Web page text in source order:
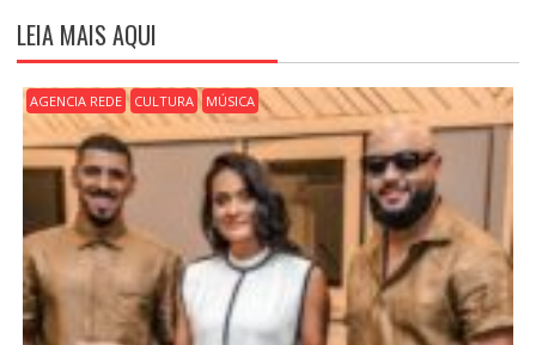
A
Ç
Ã
O
D
E
P
S
T
LEIA MAIS AQUI
AGENCIA REDE CULTURA MÚSICA